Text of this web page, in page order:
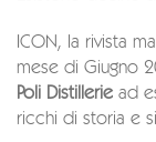
ICON, la rivista
mese di Giugno
Poli Distillerie ad
ricchi di storia e